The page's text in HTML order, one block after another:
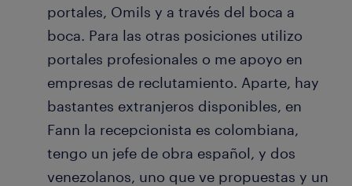
portales, Omils y a través del boca a
boca. Para las otras posiciones utilizo
portales profesionales o me apoyo en
empresas de reclutamiento. Aparte, hay
bastantes extranjeros disponibles, en
Fann la recepcionista es colombiana,
tengo un jefe de obra español, y dos
venezolanos, uno que ve propuestas y un